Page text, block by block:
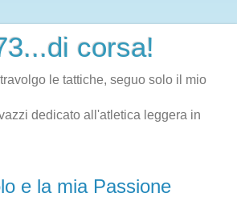
corsa!
le tattiche, seguo solo il mio
dedicato all'atletica leggera in
e la mia Passione